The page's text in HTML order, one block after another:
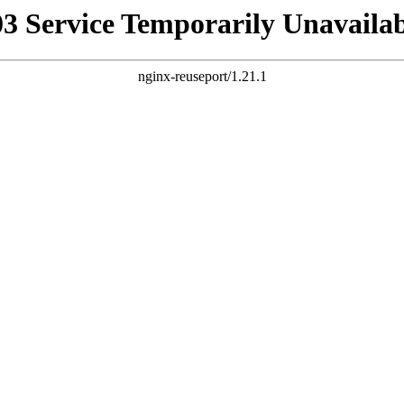
Service Temporarily
nginx-reuseport/1.21.1